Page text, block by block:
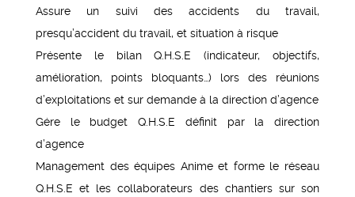
Assure un suivi des accidents du travail,
presqu’accident du travail, et situation à risque
Présente le bilan Q.H.S.E (indicateur, objectifs,
amélioration, points bloquants…) lors des réunions
d’exploitations et sur demande à la direction d’agence
Gére le budget Q.H.S.E définit par la direction
d’agence
Management des équipes Anime et forme le réseau
Q.H.S.E et les collaborateurs des chantiers sur son